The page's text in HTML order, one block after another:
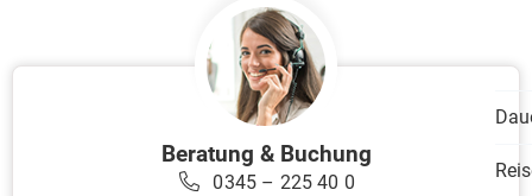
Beratung & Buchung
0345 – 225 40 0